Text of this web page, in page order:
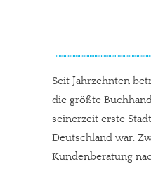
Seit Jahrzehnten
die größte
seinerzeit erste
Deutschland war.
Kundenberatung